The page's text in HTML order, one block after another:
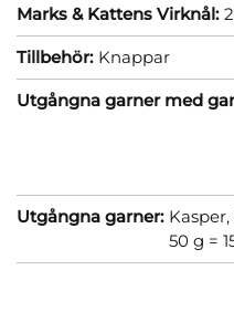
Marks & Kattens Virknål:
Tillbehör: Knappar
Utgångna garner med
Utgångna garner:
50 g =